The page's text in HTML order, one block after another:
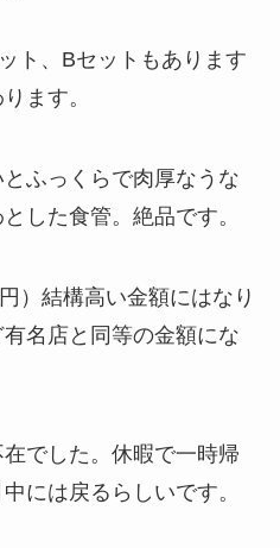
ト、Bセットもあります
ます。
ふっくらで肉厚なうな
した食管。絶品です。
）結構高い金額にはなり
名店と同等の金額にな
でした。休暇で一時帰
には戻るらしいです。